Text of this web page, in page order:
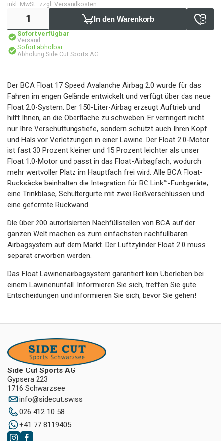
inkl. MwSt., zzgl. Versandkosten
In den Warenkorb
Sofort verfügbar
Versand
Sofort abholbar
Abholung Side Cut Sports AG
Der BCA Float 17 Speed ​​Avalanche Airbag 2.0 wurde für das
Fahren im engen Gelände entwickelt und verfügt über das neue
Float 2.0-System. Der 150-Liter-Airbag erzeugt Auftrieb und
hilft Ihnen, an die Oberfläche zu schweben. Er verringert nicht
nur Ihre Verschüttungstiefe, sondern schützt auch Ihren Kopf
und Hals vor Verletzungen in einer Lawine. Der Float 2.0-Motor
ist fast 30 Prozent kleiner und 15 Prozent leichter als unser
Float 1.0-Motor und passt in das Float-Airbagfach, wodurch
mehr wertvoller Platz im Hauptfach frei wird. Alle BCA Float-
Rucksäcke beinhalten die Integration für BC Link™-Funkgeräte,
eine Trinkblase, Schultergurte mit zwei Reißverschlüssen und
eine geformte Rückwand.
Die über 200 autorisierten Nachfüllstellen von BCA auf der
ganzen Welt machen es zum einfachsten nachfüllbaren
Airbagsystem auf dem Markt. Der Luftzylinder Float 2.0 muss
separat erworben werden.
Das Float Lawinenairbagsystem garantiert kein Überleben bei
einem Lawinenunfall. Informieren Sie sich, treffen Sie gute
Entscheidungen und informieren Sie sich, bevor Sie gehen!
Side Cut Sports AG
Gypsera 223
1716 Schwarzsee
info@sidecut.swiss
026 412 10 58
+41 77 8119405